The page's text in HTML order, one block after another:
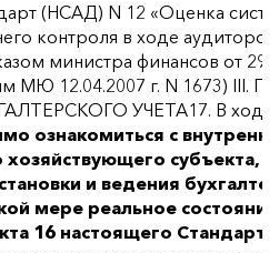
(НСАД) N 12 «Оценка
контроля в ходе
министра финансов от
МЮ 12.04.2007 г. N 1673)
УЧЕТА17. В ходе
ознакомиться с
субъекта,
и ведения
мере реальное состояние
16 настоящего Стандарта